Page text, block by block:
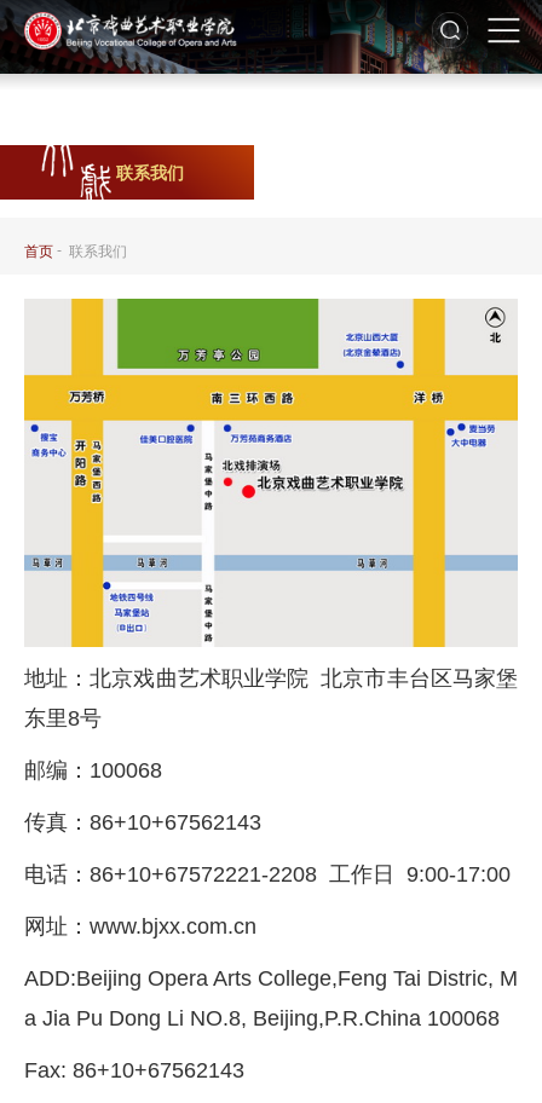
联系我们
首页 - 联系我们
地址：北京戏曲艺术职业学院 北京市丰台区马家堡
东里8号
邮编：100068
传真：86+10+67562143
电话：86+10+67572221-2208 工作日 9:00-17:00
网址： www.bjxx.com.cn
ADD:Beijing Opera Arts College,Feng Tai Distric, M
a Jia Pu Dong Li NO.8, Beijing,P.R.China 100068
Fax: 86+10+67562143